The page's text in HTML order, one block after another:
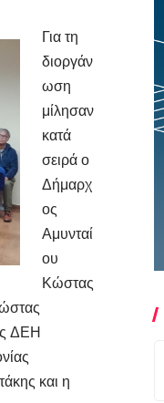
Για τη
διοργάν
ωση
μίλησαν
κατά
σειρά ο
Δήμαρχ
ος
Αμυνταί
ου
Κώστας
ΔΕΗ
και η